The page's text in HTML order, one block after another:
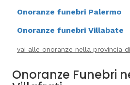
Onoranze funebri Palermo
Onoranze funebri Villabate
vai alle onoranze nella provincia
Onoranze Funebri